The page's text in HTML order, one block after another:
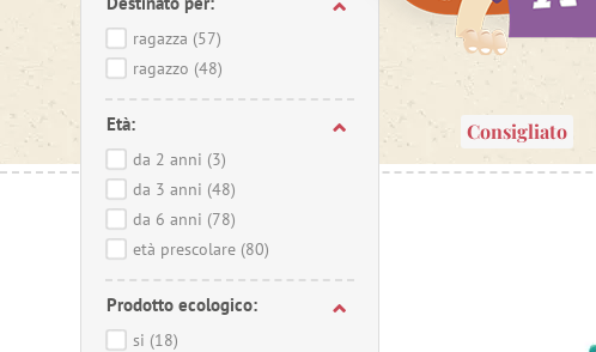
ragazza (57)
ragazzo (48)
Età:
da 2 anni (3)
da 3 anni (48)
da 6 anni (78)
età prescolare (80)
Prodotto ecologico:
si (18)
Consigliato